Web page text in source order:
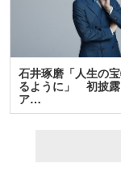
石井琢磨「人生の
るように」 初披露
ア…